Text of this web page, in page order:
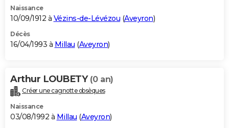
Naissance
10/09/1912 à Vézins-de-Lévézou (Aveyron)
Décès
16/04/1993 à Millau (Aveyron)
Arthur LOUBETY (0 an)
Créer une cagnotte obsèques
Naissance
03/08/1992 à Millau (Aveyron)